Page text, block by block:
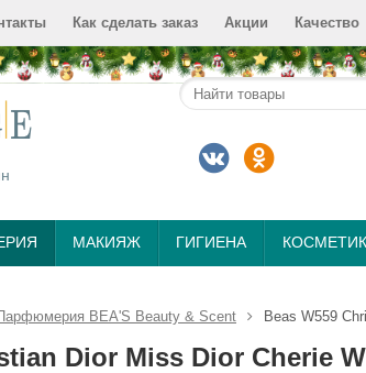
Как сделать заказ Акции Качество
МАКИЯЖ ГИГИЕНА
BEA'S Beauty & Scent Beas W559
Dior Miss Dior Cherie